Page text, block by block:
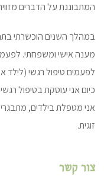
המתבוננת על הדברים
במהלך השנים הוכשרתי
מענה אישי ומשפחתי.
לפעמים טיפול רגשי (לילד
כיום אני עוסקת בטיפול
אני מטפלת בילדים,
זוגית.
צור קשר